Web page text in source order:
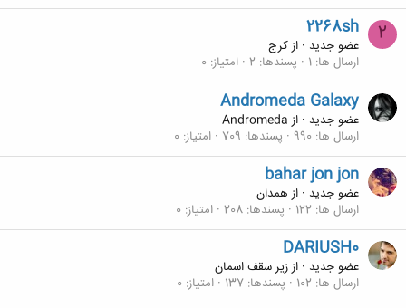
2
2268sh
عضو جدید · ازکرج
ارسال ها 1 پسندها 2 امتیاز 0
Andromeda Galaxy
عضو جدید · از Andromeda
ارسال ها 990 پسندها 709 امتیاز 0
bahar jon jon
عضو جدید · از همدان
ارسال ها 122 پسندها 208 امتیاز 0
DARIUSH0
عضو جدید · اززير سقف اسمان
ارسال ها 102 پسندها 137 امتیاز 0